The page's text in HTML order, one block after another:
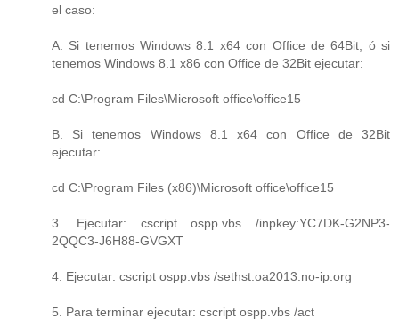
el caso:
A. Si tenemos Windows 8.1 x64 con Office de 64Bit, ó si
tenemos Windows 8.1 x86 con Office de 32Bit ejecutar:
cd C:\Program Files\Microsoft office\office15
B. Si tenemos Windows 8.1 x64 con Office de 32Bit
ejecutar:
cd C:\Program Files (x86)\Microsoft office\office15
3. Ejecutar: cscript ospp.vbs /inpkey:YC7DK-G2NP3-
2QQC3-J6H88-GVGXT
4. Ejecutar: cscript ospp.vbs /sethst:oa2013.no-ip.org
5. Para terminar ejecutar: cscript ospp.vbs /act